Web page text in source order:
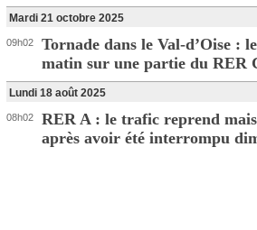
Mardi 21 octobre 2025
09h02
Tornade dans le Val-d’Oise :
matin sur une partie du RER
Lundi 18 août 2025
08h02
RER A : le trafic reprend
après avoir été interrompu